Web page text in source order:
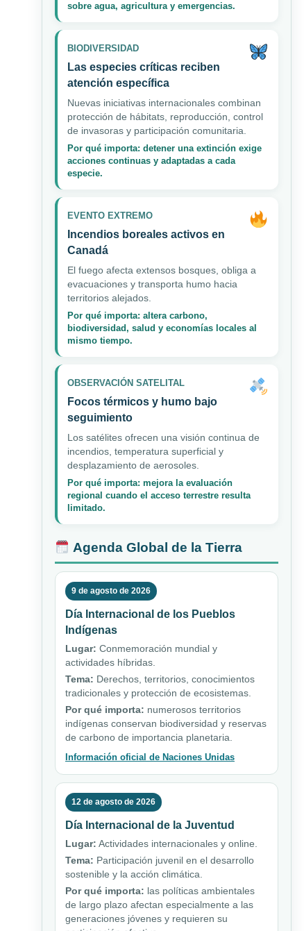
sobre agua, agricultura y emergencias.
BIODIVERSIDAD
Las especies críticas reciben
atención específica
Nuevas iniciativas internacionales combinan
protección de hábitats, reproducción, control
de invasoras y participación comunitaria.
Por qué importa: detener una extinción exige
acciones continuas y adaptadas a cada
especie.
EVENTO EXTREMO
Incendios boreales activos en
Canadá
El fuego afecta extensos bosques, obliga a
evacuaciones y transporta humo hacia
territorios alejados.
Por qué importa: altera carbono,
biodiversidad, salud y economías locales al
mismo tiempo.
OBSERVACIÓN SATELITAL
Focos térmicos y humo bajo
seguimiento
Los satélites ofrecen una visión continua de
incendios, temperatura superficial y
desplazamiento de aerosoles.
Por qué importa: mejora la evaluación
regional cuando el acceso terrestre resulta
limitado.
Agenda Global de la Tierra
9 de agosto de 2026
Día Internacional de los Pueblos
Indígenas
Lugar: Conmemoración mundial y
actividades híbridas.
Tema: Derechos, territorios, conocimientos
tradicionales y protección de ecosistemas.
Por qué importa: numerosos territorios
indígenas conservan biodiversidad y reservas
de carbono de importancia planetaria.
Información oficial de Naciones Unidas
12 de agosto de 2026
Día Internacional de la Juventud
Lugar: Actividades internacionales y online.
Tema: Participación juvenil en el desarrollo
sostenible y la acción climática.
Por qué importa: las políticas ambientales
de largo plazo afectan especialmente a las
generaciones jóvenes y requieren su